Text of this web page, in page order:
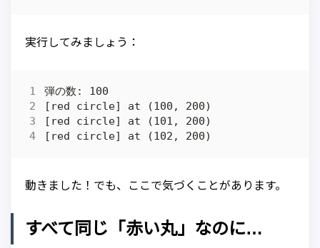
実行してみましょう：
動きました！でも、ここで気づくことがあります。
すべて同じ「赤い丸」なのに…